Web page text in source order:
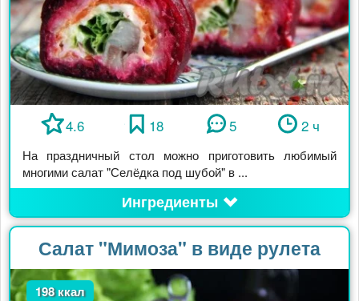
4.6 18 5 2 ч
На праздничный стол можно приготовить любимый
многими салат "Селёдка под шубой" в ...
Ингредиенты
Салат "Мимоза" в виде рулета
198 ккал